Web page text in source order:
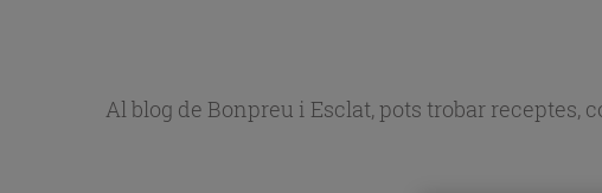
Al blog de Bonpreu i Esclat, pots trobar